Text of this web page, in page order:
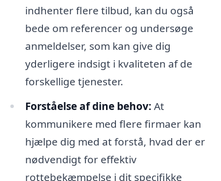
indhenter flere tilbud, kan du også
bede om referencer og undersøge
anmeldelser, som kan give dig
yderligere indsigt i kvaliteten af de
forskellige tjenester.
Forståelse af dine behov: At
kommunikere med flere firmaer kan
hjælpe dig med at forstå, hvad der er
nødvendigt for effektiv
rottebekæmpelse i dit specifikke